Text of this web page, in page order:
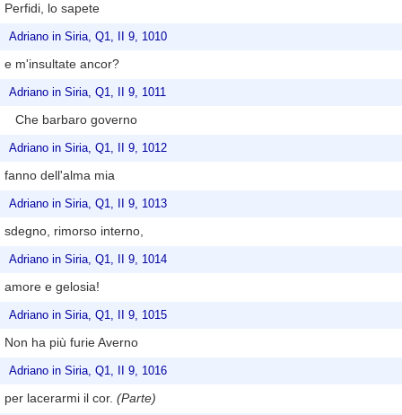
Perfidi, lo sapete
Adriano in Siria, Q1, II 9, 1010
e m'insultate ancor?
Adriano in Siria, Q1, II 9, 1011
Che barbaro governo
Adriano in Siria, Q1, II 9, 1012
fanno dell'alma mia
Adriano in Siria, Q1, II 9, 1013
sdegno, rimorso interno,
Adriano in Siria, Q1, II 9, 1014
amore e gelosia!
Adriano in Siria, Q1, II 9, 1015
Non ha più furie Averno
Adriano in Siria, Q1, II 9, 1016
per lacerarmi il cor. (Parte)